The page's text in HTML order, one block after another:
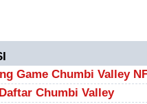
Game Chumbi Valley
Chumbi Valley